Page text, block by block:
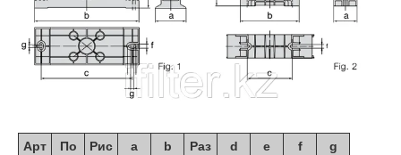
Арт
По
Рис
a b
Раз
d
e
f g